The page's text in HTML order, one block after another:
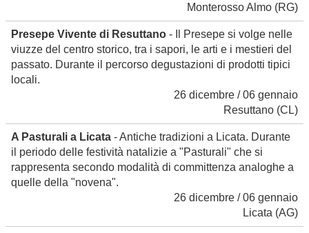
Monterosso Almo (RG)
Presepe Vivente di Resuttano - Il Presepe si volge nelle
viuzze del centro storico, tra i sapori, le arti e i mestieri del
passato. Durante il percorso degustazioni di prodotti tipici
locali.
26 dicembre / 06 gennaio
Resuttano (CL)
A Pasturali a Licata - Antiche tradizioni a Licata. Durante
il periodo delle festività natalizie a "Pasturali" che si
rappresenta secondo modalità di committenza analoghe a
quelle della "novena".
26 dicembre / 06 gennaio
Licata (AG)